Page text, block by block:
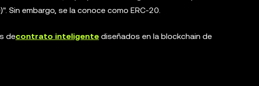
Sin embargo, se la conoce como ERC-20.
decontrato inteligente diseñados en la blockchain de